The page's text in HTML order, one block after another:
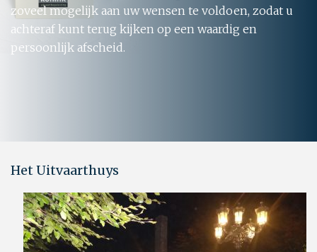
zoveel mogelijk aan uw wensen te voldoen, zodat u
achteraf kunt terug kijken op een waardig en
persoonlijk afscheid.
Het Uitvaarthuys